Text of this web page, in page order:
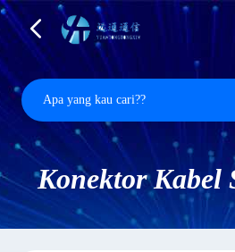
Konektor Kabel